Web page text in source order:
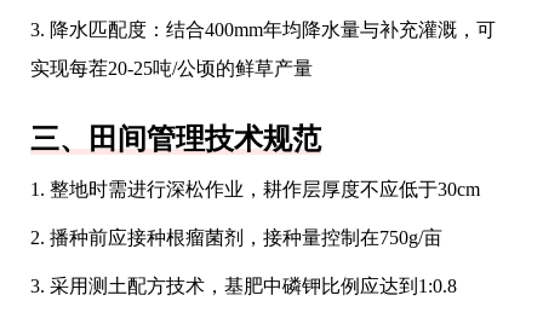
3. 降水匹配度：结合400mm年均降水量与补充灌溉，可
实现每茬20-25吨/公顷的鲜草产量
三、田间管理技术规范
1. 整地时需进行深松作业，耕作层厚度不应低于30cm
2. 播种前应接种根瘤菌剂，接种量控制在750g/亩
3. 采用测土配方技术，基肥中磷钾比例应达到1:0.8